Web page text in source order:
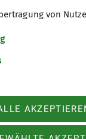
von